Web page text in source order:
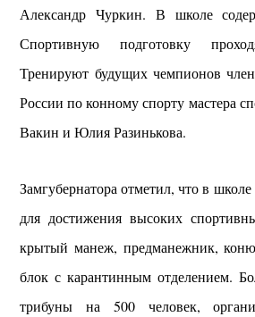
Александр Чуркин. В школе
Спортивную подготовку
Тренируют будущих чемпионов
России по конному спорту мастера
Вакин и Юлия Разинькова.
Замгубернатора отметил, что в
для достижения высоких
крытый манеж, предманежник,
блок с карантинным отделением.
трибуны на 500 человек,